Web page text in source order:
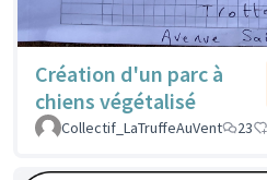
Création d'un parc à
chiens végétalisé
Collectif_LaTruffeAuVent
23